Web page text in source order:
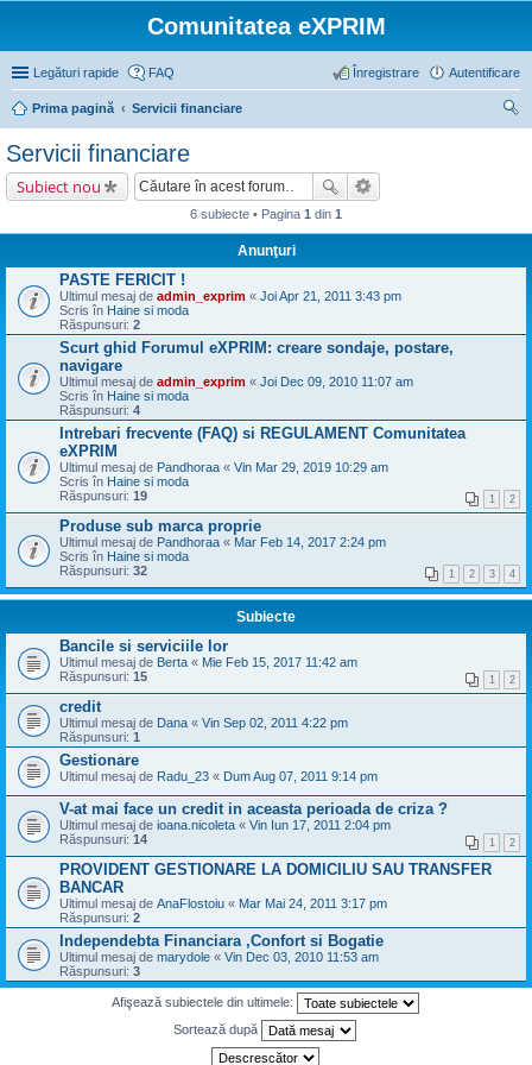
Comunitatea eXPRIM
Legături rapide FAQ Autentificare
Înregistrare
Prima pagină
Servicii financiare
Servicii financiare
Subiect nou
6 subiecte • Pagina 1 din 1
Anunţuri
PASTE FERICIT !
Ultimul mesaj de admin_exprim « Joi Apr 21, 2011 3:43 pm
Scris în Haine si moda
Răspunsuri: 2
Scurt ghid Forumul eXPRIM: creare sondaje, postare,
navigare
Ultimul mesaj de admin_exprim « Joi Dec 09, 2010 11:07 am
Scris în Haine si moda
Răspunsuri: 4
Intrebari frecvente (FAQ) si REGULAMENT Comunitatea
eXPRIM
Ultimul mesaj de Pandhoraa « Vin Mar 29, 2019 10:29 am
Scris în Haine si moda
Răspunsuri: 19 1 2
Produse sub marca proprie
Ultimul mesaj de Pandhoraa « Mar Feb 14, 2017 2:24 pm
Scris în Haine si moda
Răspunsuri: 32 1 2 3 4
Subiecte
Bancile si serviciile lor
Ultimul mesaj de Berta « Mie Feb 15, 2017 11:42 am
Răspunsuri: 15 1 2
credit
Ultimul mesaj de Dana « Vin Sep 02, 2011 4:22 pm
Răspunsuri: 1
Gestionare
Ultimul mesaj de Radu_23 « Dum Aug 07, 2011 9:14 pm
V-at mai face un credit in aceasta perioada de criza ?
Ultimul mesaj de ioana.nicoleta « Vin Iun 17, 2011 2:04 pm
Răspunsuri: 14 1 2
PROVIDENT GESTIONARE LA DOMICILIU SAU TRANSFER
BANCAR
Ultimul mesaj de AnaFlostoiu « Mar Mai 24, 2011 3:17 pm
Răspunsuri: 2
Independebta Financiara ,Confort si Bogatie
Ultimul mesaj de marydole « Vin Dec 03, 2010 11:53 am
Răspunsuri: 3
Afişează subiectele din ultimele:
Sortează după